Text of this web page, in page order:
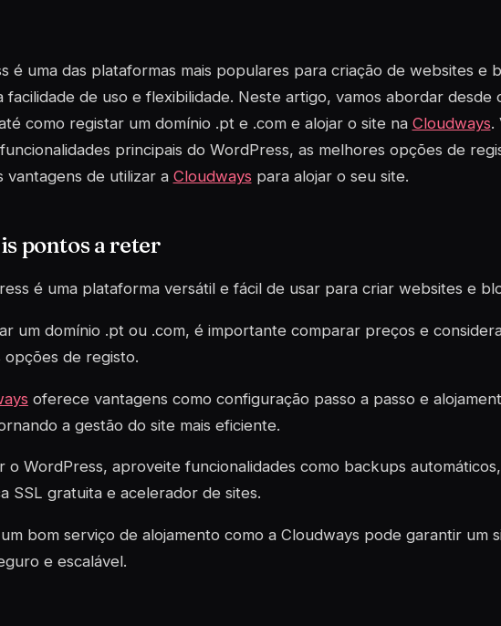
é uma das plataformas mais populares para criação de websites e
facilidade de uso e flexibilidade. Neste artigo, vamos abordar desde
como registar um domínio .pt e .com e alojar o site na Cloudways.
principais do WordPress, as melhores opções de
vantagens de utilizar a Cloudways para alojar o seu site.
pontos a reter
é uma plataforma versátil e fácil de usar para criar websites e
um domínio .pt ou .com, é importante comparar preços e
opções de registo.
oferece vantagens como configuração passo a passo e
a gestão do site mais eficiente.
o WordPress, aproveite funcionalidades como backups automáticos,
SSL gratuita e acelerador de sites.
bom serviço de alojamento como a Cloudways pode garantir um
e escalável.